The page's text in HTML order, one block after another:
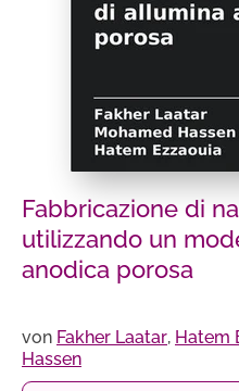
Fabbricazione di
utilizzando un
anodica porosa
von Fakher Laatar, Hatem
Hassen